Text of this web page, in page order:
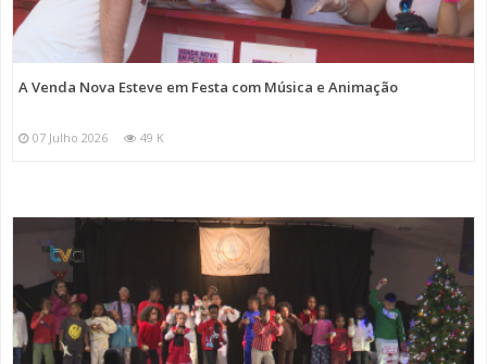
A Venda Nova Esteve em Festa com Música e Animação
07 Julho 2026 49 K